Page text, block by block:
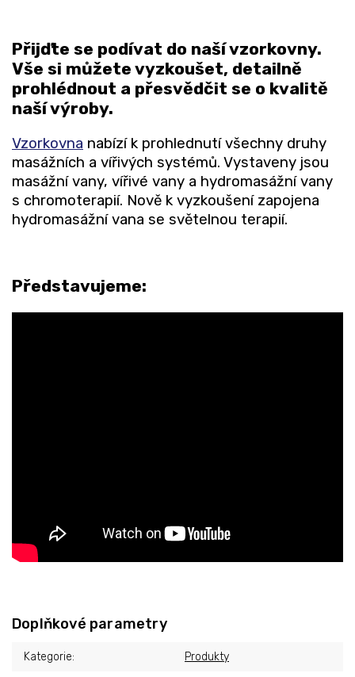
Přijďte se podívat do naší vzorkovny.
Vše si můžete vyzkoušet, detailně
prohlédnout a přesvědčit se o kvalitě
naší výroby.
Vzorkovna nabízí k prohlednutí všechny druhy
masážních a vířivých systémů. Vystaveny jsou
masážní vany, vířivé vany a hydromasážní vany
s chromoterapií. Nově k vyzkoušení zapojena
hydromasážní vana se světelnou terapií.
Představujeme:
Doplňkové parametry
Kategorie: Produkty